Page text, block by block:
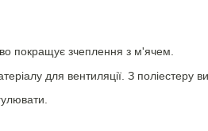
покращує зчеплення з м'ячем.
для вентиляції. З поліестеру